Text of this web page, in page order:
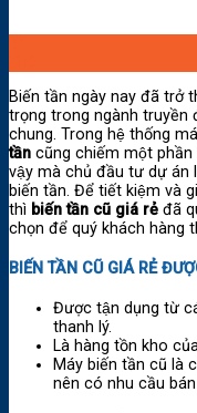
Biến tần ngày nay đã trở
trọng trong ngành truyền
chung. Trong hệ thống
tần cũng chiếm một
vậy mà chủ đầu tư dự án
biến tần. Để tiết kiệm và
thì biến tần cũ giá rẻ đã
chọn để quý khách hàng
BIẾN TẦN CŨ GIÁ RẺ
Được tận dụng từ
thanh lý.
Là hàng tồn kho
Máy biến tần cũ là
nên có nhu cầu bán